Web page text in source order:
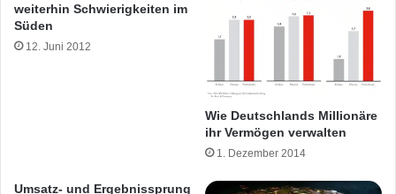
weiterhin Schwierigkeiten im
Süden
12. Juni 2012
Wie Deutschlands Millionäre
ihr Vermögen verwalten
1. Dezember 2014
Umsatz- und Ergebnissprung